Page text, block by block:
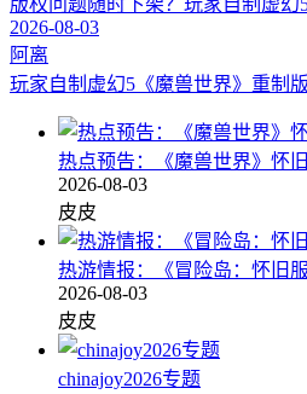
2026-08-03
阿离
玩家自制虚幻5《魔兽世界》重制
热点预告：《魔兽世界》怀
2026-08-03
皮皮
热游情报：《冒险岛：怀旧
2026-08-03
皮皮
chinajoy2026专题